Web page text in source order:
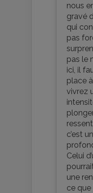
nous
gravé
qui
pas
pas le
ici, il
place
vivrez
c’est
Celui
une
ce que